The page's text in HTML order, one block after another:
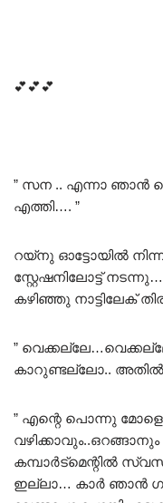
💕💕💕
” സന .. എന്നാ ഞാൻ
എത്തി…. ”
റയ്നു ഓട്ടോയിൽ
സ്റ്റേഷനിലോട്ട്
കഴിഞ്ഞു നാട്ടിലേക്
”
കാറുണ്ടല്ലോ..
” എന്റെ പൊന്നു
കമ്പാർട്മെന്റിൽ
ഇല്ലാ… കാർ ഞാൻ